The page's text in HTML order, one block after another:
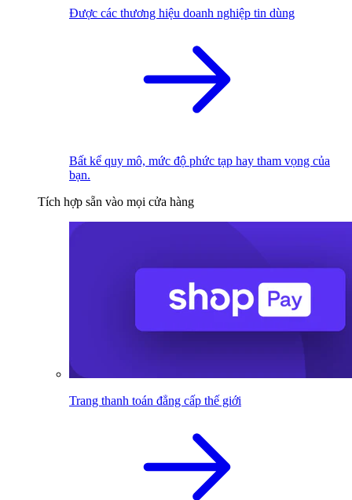
Được các thương hiệu doanh nghiệp tin dùng
Bất kể quy mô, mức độ phức tạp hay tham vọng của
bạn.
Tích hợp sẵn vào mọi cửa hàng
Trang thanh toán đẳng cấp thế giới